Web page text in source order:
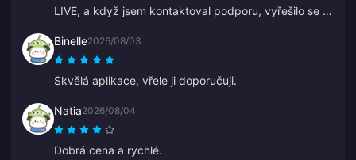
LIVE, a když jsem kontaktoval podporu, vyřešilo se to
děkuji ZY.
Binelle2026/08/03
Skvělá aplikace, vřele ji doporučuji.
Natia2026/08/04
Dobrá cena a rychlé.